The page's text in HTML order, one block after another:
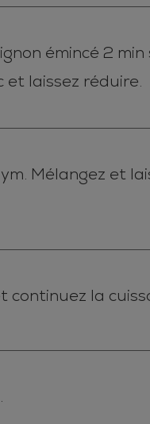
émincé 2
et laissez réduire.
Mélangez et
continuez la